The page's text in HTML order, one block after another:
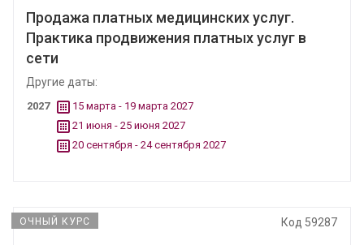
Продажа платных медицинских услуг.
Практика продвижения платных услуг в
сети
Другие даты:
2027
15 марта - 19 марта 2027
21 июня - 25 июня 2027
20 сентября - 24 сентября 2027
ОЧНЫЙ КУРС Код 59287